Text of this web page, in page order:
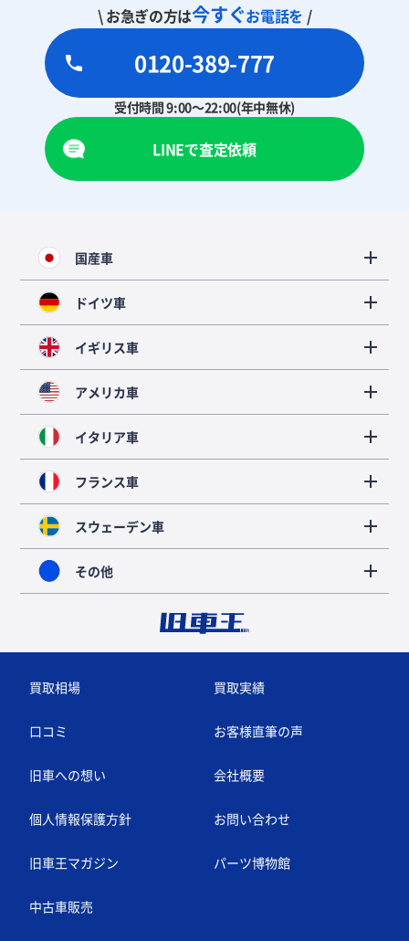
\ お急ぎの方は今すぐお電話を /
0120-389-777
受付時間 9:00～22:00(年中無休)
LINEで査定依頼
国産車
ドイツ車
イギリス車
アメリカ車
イタリア車
フランス車
スウェーデン車
その他
買取相場 買取実績
口コミ お客様直筆の声
旧車への想い 会社概要
個人情報保護方針 お問い合わせ
旧車王マガジン パーツ博物館
中古車販売